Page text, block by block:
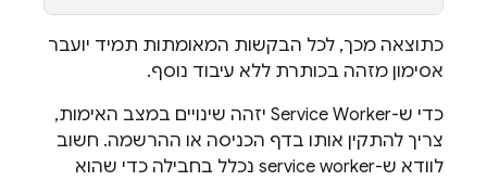
כתוצאה מכך, לכל הבקשות המאומתות תמיד יועבר
אסימון מזהה בכותרת ללא עיבוד נוסף.
כדי ש-Service Worker יזהה שינויים במצב האימות,
צריך להתקין אותו בדף הכניסה או ההרשמה. חשוב
לוודא ש-service worker נכלל בחבילה כדי שהוא